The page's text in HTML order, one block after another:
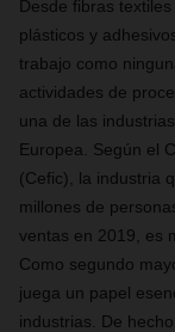
Desde fibras
plásticos y
trabajo como
actividades de
una de las
Europea. Según el
(Cefic), la industria
millones de
ventas en 2019, es
Como segundo
juega un papel
industrias. De